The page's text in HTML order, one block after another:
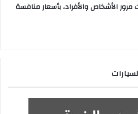
مرور الأشخاص والأفراد، بأسعار منافسة